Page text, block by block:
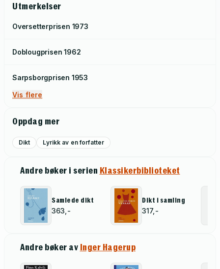
Utmerkelser
Oversetterprisen 1973
Doblougprisen 1962
Sarpsborgprisen 1953
Vis flere
Oppdag mer
Dikt Lyrikk av en forfatter
Andre bøker i serien Klassikerbiblioteket
Samlede dikt
363,-
Dikt i samling
317,-
Andre bøker av Inger Hagerup